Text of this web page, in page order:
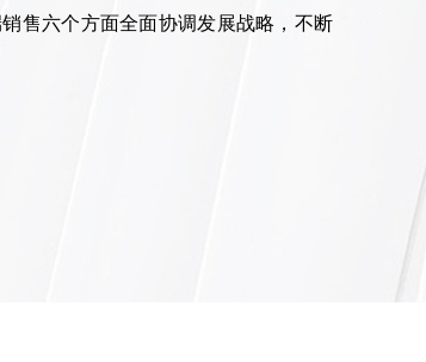
售六个方面全面协调发展战略，不断